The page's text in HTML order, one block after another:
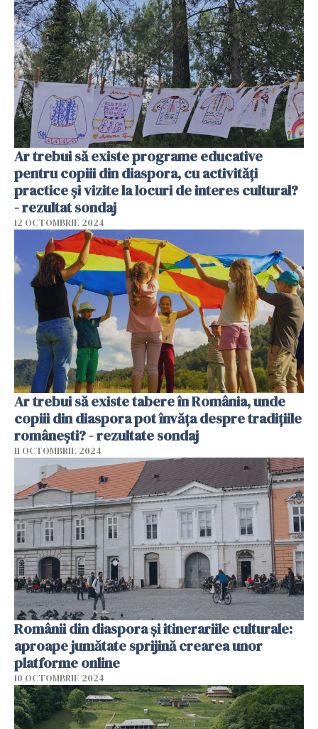
Ar trebui să existe programe educative
pentru copiii din diaspora, cu activități
practice și vizite la locuri de interes cultural?
- rezultat sondaj
12 OCTOMBRIE 2024
Ar trebui să existe tabere în România, unde
copiii din diaspora pot învăța despre tradițiile
românești? - rezultate sondaj
11 OCTOMBRIE 2024
Românii din diaspora și itinerariile culturale:
aproape jumătate sprijină crearea unor
platforme online
10 OCTOMBRIE 2024